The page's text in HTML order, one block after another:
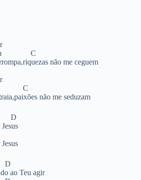
C
não me ceguem
C
não me seduzam
D
ao Teu agir